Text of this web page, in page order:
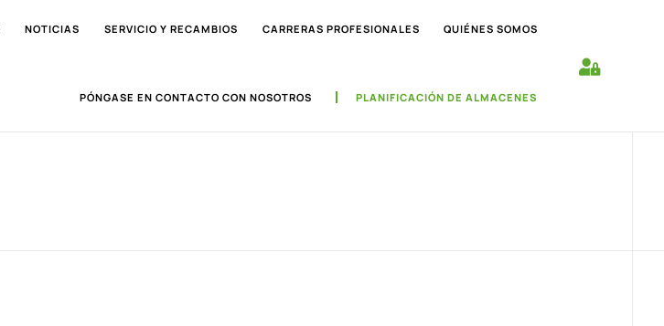
NOTICIAS SERVICIO Y RECAMBIOS CARRERAS PROFESIONALES QUIÉNES SOMOS
PÓNGASE EN CONTACTO CON NOSOTROS PLANIFICACIÓN DE ALMACENES